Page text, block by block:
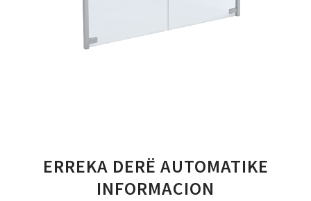
ERREKA DERË AUTOMATIKE
INFORMACION